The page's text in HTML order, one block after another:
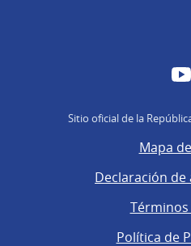
Sitio oficial de la
Mapa
Declaración de
Política de